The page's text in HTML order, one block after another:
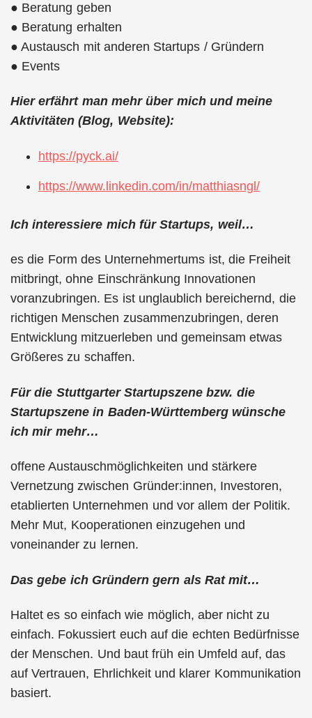
● Beratung geben
● Beratung erhalten
● Austausch mit anderen Startups / Gründern
● Events
Hier erfährt man mehr über mich und meine
Aktivitäten (Blog, Website):
https://pyck.ai/
https://www.linkedin.com/in/matthiasngl/
Ich interessiere mich für Startups, weil…
es die Form des Unternehmertums ist, die Freiheit
mitbringt, ohne Einschränkung Innovationen
voranzubringen. Es ist unglaublich bereichernd, die
richtigen Menschen zusammenzubringen, deren
Entwicklung mitzuerleben und gemeinsam etwas
Größeres zu schaffen.
Für die Stuttgarter Startupszene bzw. die
Startupszene in Baden-Württemberg wünsche
ich mir mehr…
offene Austauschmöglichkeiten und stärkere
Vernetzung zwischen Gründer:innen, Investoren,
etablierten Unternehmen und vor allem der Politik.
Mehr Mut, Kooperationen einzugehen und
voneinander zu lernen.
Das gebe ich Gründern gern als Rat mit…
Haltet es so einfach wie möglich, aber nicht zu
einfach. Fokussiert euch auf die echten Bedürfnisse
der Menschen. Und baut früh ein Umfeld auf, das
auf Vertrauen, Ehrlichkeit und klarer Kommunikation
basiert.